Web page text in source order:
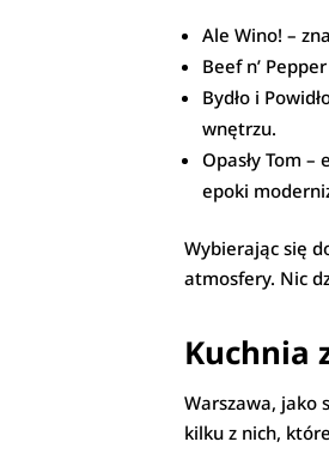
Ale Wino! –
Beef n’
Bydło i
wnętrzu.
Opasły Tom
epoki
Wybierając się
atmosfery. Nic
Kuchnia
Warszawa, jako
kilku z nich,